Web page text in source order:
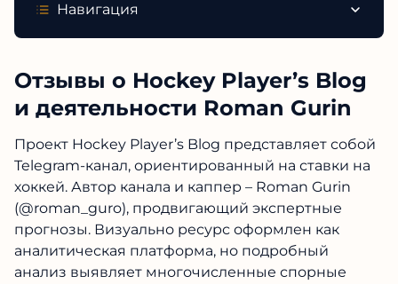
Навигация
Отзывы о Hockey Player’s Blog
и деятельности Roman Gurin
Проект Hockey Player’s Blog представляет собой
Telegram-канал, ориентированный на ставки на
хоккей. Автор канала и каппер – Roman Gurin
(@roman_guro), продвигающий экспертные
прогнозы. Визуально ресурс оформлен как
аналитическая платформа, но подробный
анализ выявляет многочисленные спорные